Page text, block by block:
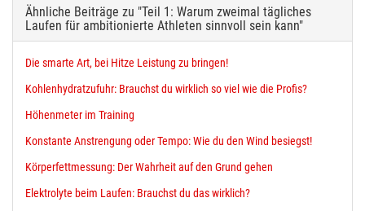
Ähnliche Beiträge zu "Teil 1: Warum zweimal tägliches
Laufen für ambitionierte Athleten sinnvoll sein kann"
Die smarte Art, bei Hitze Leistung zu bringen!
Kohlenhydratzufuhr: Brauchst du wirklich so viel wie die Profis?
Höhenmeter im Training
Konstante Anstrengung oder Tempo: Wie du den Wind besiegst!
Körperfettmessung: Der Wahrheit auf den Grund gehen
Elektrolyte beim Laufen: Brauchst du das wirklich?